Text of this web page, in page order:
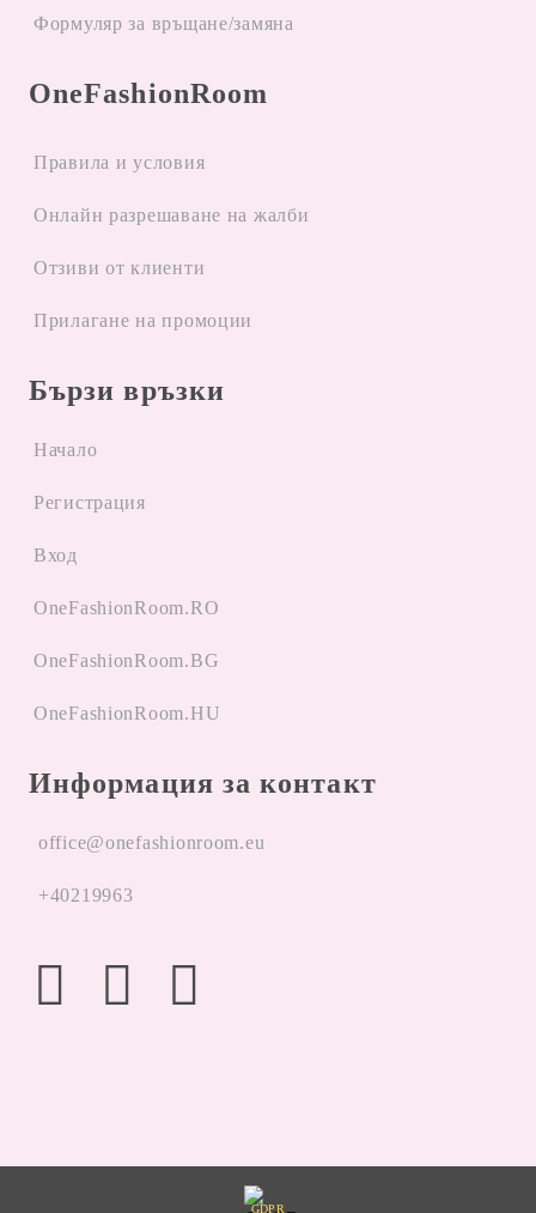
Формуляр за връщане/замяна
OneFashionRoom
Правила и условия
Oнлайн разрешаване на жалби
Отзиви от клиенти
Прилагане на промоции
Бързи връзки
Начало
Регистрация
Вход
OneFashionRoom.RO
OneFashionRoom.BG
OneFashionRoom.HU
Информация за контакт
office@onefashionroom.eu
+40219963
GDPR